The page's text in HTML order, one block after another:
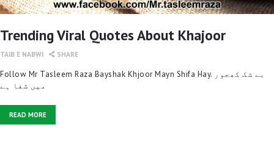
Trending Viral Quotes About Khajoor
TAIB E NABWI SHARE
Follow Mr Tasleem Raza Bayshak Khjoor Mayn Shifa Hay. بے شک کھجور
READ MORE